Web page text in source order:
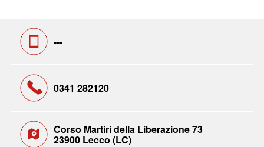
---
0341 282120
Corso Martiri della Liberazione 73
23900 Lecco (LC)